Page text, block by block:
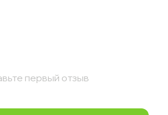
первый отзыв